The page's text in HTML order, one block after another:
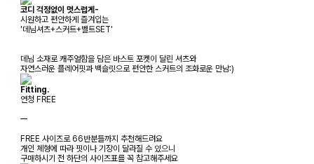
코디 걱정없이 멋스럽게-
시원하고 편안하게 즐겨입는
'데님셔츠+스커트+벨트SET'
데님 소재로 캐주얼함을 담은 바스트 포켓이 달린 셔츠와
자연스러운 플레어핏과 백슬릿으로 편안한 스커트의 조화로운 만남:)
Fitting.
연청 FREE
ㅡ
FREE 사이즈로 66반분들까지 추천해드려요
개인 체형에 따라 핏이나 기장이 달라질 수 있으니
구매하시기 전 하단의 사이즈표를 꼭 참고해주세요